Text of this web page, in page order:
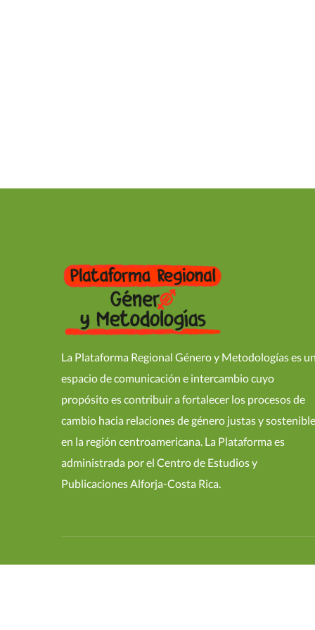
La Plataforma Regional Género y Metodologías es un
espacio de comunicación e intercambio cuyo
propósito es contribuir a fortalecer los procesos de
cambio hacia relaciones de género justas y
en la región centroamericana. La Plataforma es
administrada por el Centro de Estudios y
Publicaciones Alforja-Costa Rica.